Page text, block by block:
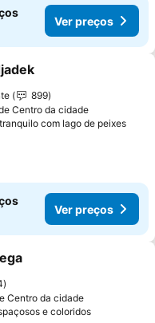
Ver preços
aos favoritos
899
Centro da cidade
com lago de peixesVer
Ver preços
aos favoritos
Centro da cidade
e coloridosVer